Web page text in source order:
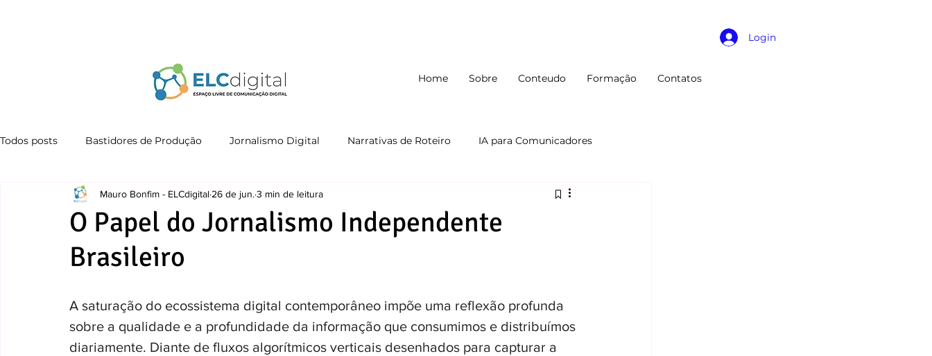
Login
Home Sobre Conteudo Formação Contatos
Todos posts Bastidores de Produção Jornalismo Digital Narrativas de Roteiro IA para Comunicadores
Educomunicação
O Papel do Jornalismo Independente
Brasileiro
Mauro Bonfim - ELCdigital 26 de jun. 3 min de leitura
A saturação do ecossistema digital contemporâneo impõe uma reflexão profunda
sobre a qualidade e a profundidade da informação que consumimos e distribuímos
diariamente. Diante de fluxos algorítmicos verticais desenhados para capturar a